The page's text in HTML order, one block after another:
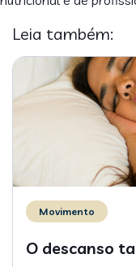
Leia também:
Movimento
O descanso